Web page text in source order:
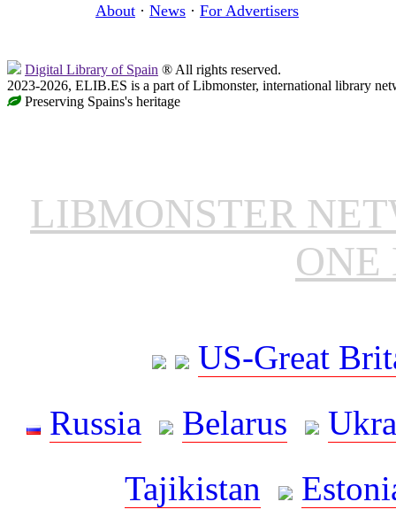
About · News · For Advertisers
Digital Library of Spain ® All rights reserved.
2023-2026, ELIB.ES is a part of Libmonster, international library
Preserving Spains's heritage
LIBMONSTER
ONE
US-Great
Russia
Belarus
Tajikistan